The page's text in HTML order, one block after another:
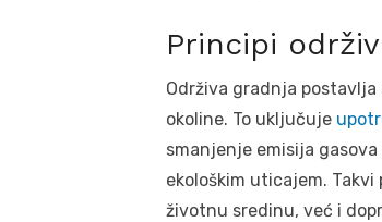
Principi
Održiva gradnja
okoline. To uključuje
smanjenje emisija
ekološkim uticajem.
životnu sredinu, već i